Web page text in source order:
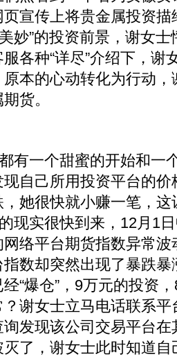
宣传上将贵金属投资描
妙”的投资前景，谢女
各种“详尽”介绍下，谢
本的心动转化为行动
货。
一个甜蜜的开始和一
自己所用投资平台的
她很快就小赚一笔，
现实很快到来，12月1
络平台期货指数异常
数却突然出现了暴跌
“爆仓”，9万元的投资
谢女士立马电话联系
发现该公司交易平台
了，谢女士此时知道